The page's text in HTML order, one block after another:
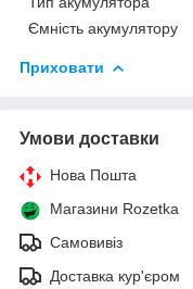
Ємність акумулятору
Приховати
Умови доставки
Нова Пошта
Магазини Rozetka
Самовивіз
Доставка кур'єром